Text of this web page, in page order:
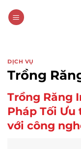
DỊCH VỤ
Trồng
Trồng Răng
Pháp Tối
với công